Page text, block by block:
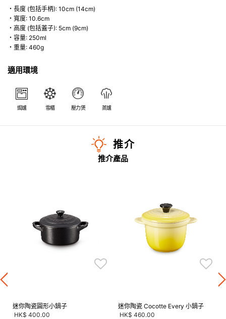
・長度 (包括手柄): 10cm (14cm)
・寬度: 10.6cm
・高度 (包括蓋子): 5cm (9cm)
・容量: 250ml
・重量: 460g
適用環境
焗爐 雪櫃 壓力煲 蒸爐
推介
推介產品
迷你陶瓷圓形小鍋子
HK$ 400.00
迷你陶瓷 Cocotte Every 小鍋子
HK$ 460.00